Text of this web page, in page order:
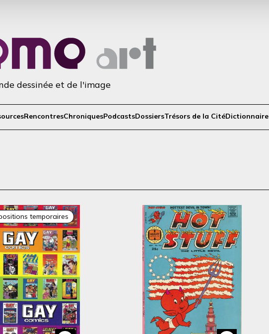
dessinée et de l'image
RencontresChroniquesPodcastsDossiersTrésors de la CitéDictionnaire
temporaires